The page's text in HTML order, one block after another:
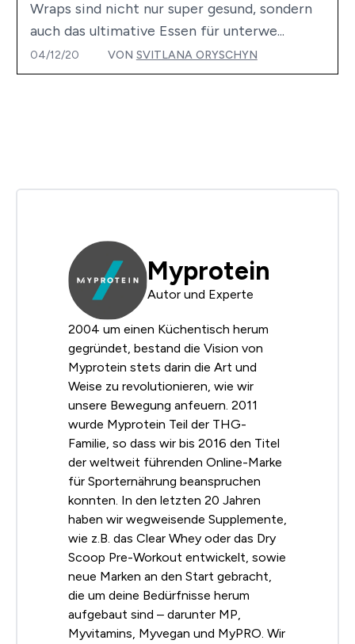
Wraps sind nicht nur super gesund, sondern
auch das ultimative Essen für unterwe...
04/12/20 VON SVITLANA ORYSCHYN
Myprotein
Autor und Experte
2004 um einen Küchentisch herum
gegründet, bestand die Vision von
Myprotein stets darin die Art und
Weise zu revolutionieren, wie wir
unsere Bewegung anfeuern. 2011
wurde Myprotein Teil der THG-
Familie, so dass wir bis 2016 den Titel
der weltweit führenden Online-Marke
für Sporternährung beanspruchen
konnten. In den letzten 20 Jahren
haben wir wegweisende Supplemente,
wie z.B. das Clear Whey oder das Dry
Scoop Pre-Workout entwickelt, sowie
neue Marken an den Start gebracht,
die um deine Bedürfnisse herum
aufgebaut sind – darunter MP,
Myvitamins, Myvegan und MyPRO. Wir